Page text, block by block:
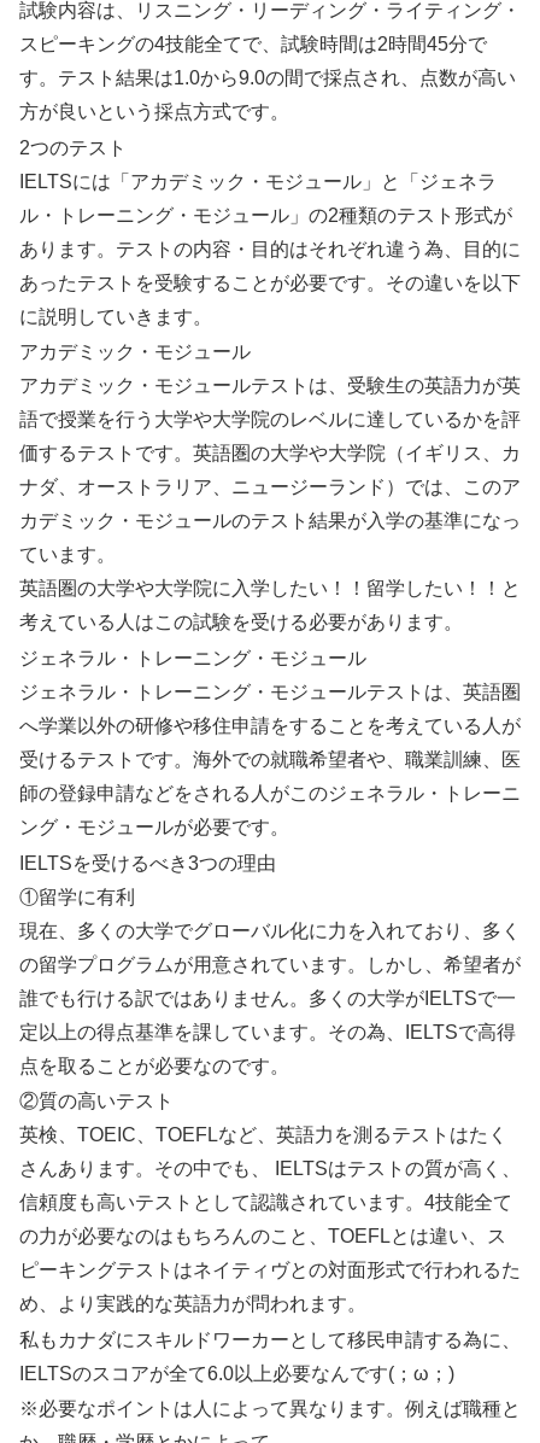
試験内容は、リスニング・リーディング・ライティング・
スピーキングの4技能全てで、試験時間は2時間45分で
す。テスト結果は1.0から9.0の間で採点され、点数が高い
方が良いという採点方式です。
2つのテスト
IELTSには「アカデミック・モジュール」と「ジェネラ
ル・トレーニング・モジュール」の2種類のテスト形式が
あります。テストの内容・目的はそれぞれ違う為、目的に
あったテストを受験することが必要です。その違いを以下
に説明していきます。
アカデミック・モジュール
アカデミック・モジュールテストは、受験生の英語力が英
語で授業を行う大学や大学院のレベルに達しているかを評
価するテストです。英語圏の大学や大学院（イギリス、カ
ナダ、オーストラリア、ニュージーランド）では、このア
カデミック・モジュールのテスト結果が入学の基準になっ
ています。
英語圏の大学や大学院に入学したい！！留学したい！！と
考えている人はこの試験を受ける必要があります。
ジェネラル・トレーニング・モジュール
ジェネラル・トレーニング・モジュールテストは、英語圏
へ学業以外の研修や移住申請をすることを考えている人が
受けるテストです。海外での就職希望者や、職業訓練、医
師の登録申請などをされる人がこのジェネラル・トレーニ
ング・モジュールが必要です。
IELTSを受けるべき3つの理由
①留学に有利
現在、多くの大学でグローバル化に力を入れており、多く
の留学プログラムが用意されています。しかし、希望者が
誰でも行ける訳ではありません。多くの大学がIELTSで一
定以上の得点基準を課しています。その為、IELTSで高得
点を取ることが必要なのです。
②質の高いテスト
英検、TOEIC、TOEFLなど、英語力を測るテストはたく
さんあります。その中でも、 IELTSはテストの質が高く、
信頼度も高いテストとして認識されています。4技能全て
の力が必要なのはもちろんのこと、TOEFLとは違い、ス
ピーキングテストはネイティヴとの対面形式で行われるた
め、より実践的な英語力が問われます。
私もカナダにスキルドワーカーとして移民申請する為に、
IELTSのスコアが全て6.0以上必要なんです(；ω；)
※必要なポイントは人によって異なります。例えば職種と